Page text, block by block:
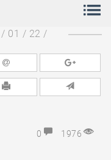
/ 01 / 22 /
0 1976